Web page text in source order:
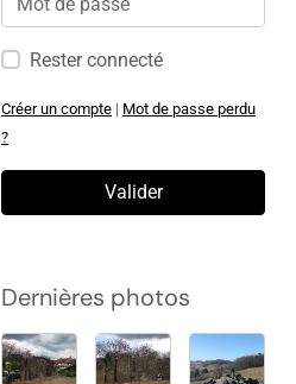
Rester connecté
Créer un compte | Mot de passe perdu
?
Valider
Dernières photos